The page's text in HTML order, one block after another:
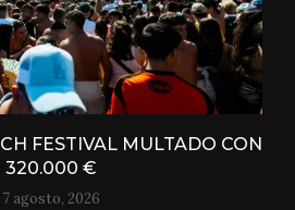
FESTIVAL MULTADO CON
320.000 €
7 agosto, 2026